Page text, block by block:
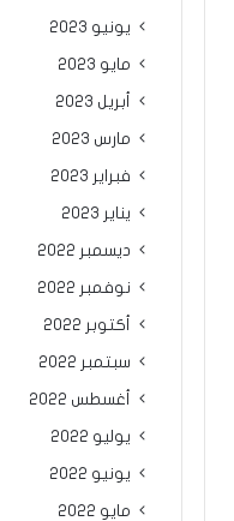
يونيو 2023
مايو 2023
أبريل 2023
مارس 2023
فبراير 2023
يناير 2023
ديسمبر 2022
نوفمبر 2022
أكتوبر 2022
سبتمبر 2022
أغسطس 2022
يوليو 2022
يونيو 2022
مايو 2022